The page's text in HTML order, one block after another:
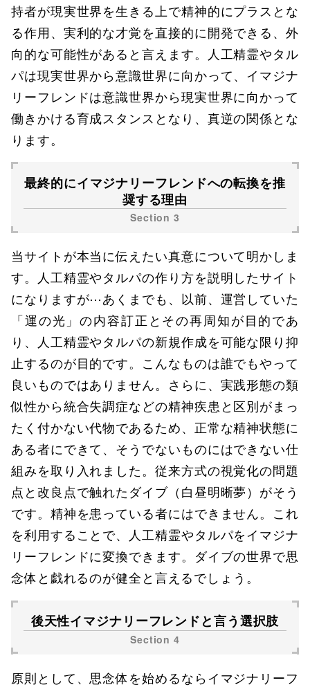
持者が現実世界を生きる上で精神的にプラスとな
る作用、実利的な才覚を直接的に開発できる、外
向的な可能性があると言えます。人工精霊やタル
パは現実世界から意識世界に向かって、イマジナ
リーフレンドは意識世界から現実世界に向かって
働きかける育成スタンスとなり、真逆の関係とな
ります。
最終的にイマジナリーフレンドへの転換を推
奨する理由
当サイトが本当に伝えたい真意について明かしま
す。人工精霊やタルパの作り方を説明したサイト
になりますが⋯あくまでも、以前、運営していた
「運の光」の内容訂正とその再周知が目的であ
り、人工精霊やタルパの新規作成を可能な限り抑
止するのが目的です。こんなものは誰でもやって
良いものではありません。さらに、実践形態の類
似性から統合失調症などの精神疾患と区別がまっ
たく付かない代物であるため、正常な精神状態に
ある者にできて、そうでないものにはできない仕
組みを取り入れました。従来方式の視覚化の問題
点と改良点で触れたダイブ（白昼明晰夢）がそう
です。精神を患っている者にはできません。これ
を利用することで、人工精霊やタルパをイマジナ
リーフレンドに変換できます。ダイブの世界で思
念体と戯れるのが健全と言えるでしょう。
後天性イマジナリーフレンドと言う選択肢
原則として、思念体を始めるならイマジナリーフ